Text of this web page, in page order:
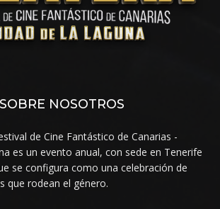
SOBRE NOSOTROS
de Cine Fantástico de Canarias -
es un evento anual, con sede en Tenerife
se configura como una celebración de
que rodean el género.